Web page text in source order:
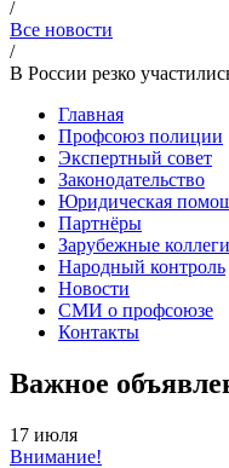
/
Все новости
/
В России резко
Главная
Профсоюз полиции
Экспертный совет
Законодательство
Юридическая
Партнёры
Зарубежные коллеги
Народный контроль
Новости
СМИ о профсоюзе
Контакты
Важное
17 июля
Внимание!